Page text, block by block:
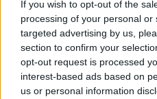
If you wish to opt-out of the
processing of your personal
targeted advertising by us,
section to confirm your
opt-out request is processed
interest-based ads based on
us or personal information
ARTÍCULO
Más leídos
ECONOMÍA